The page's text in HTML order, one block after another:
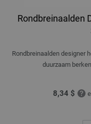
Rondbreinaalden
Rondbreinaalden designer
duurzaam
8,34 $